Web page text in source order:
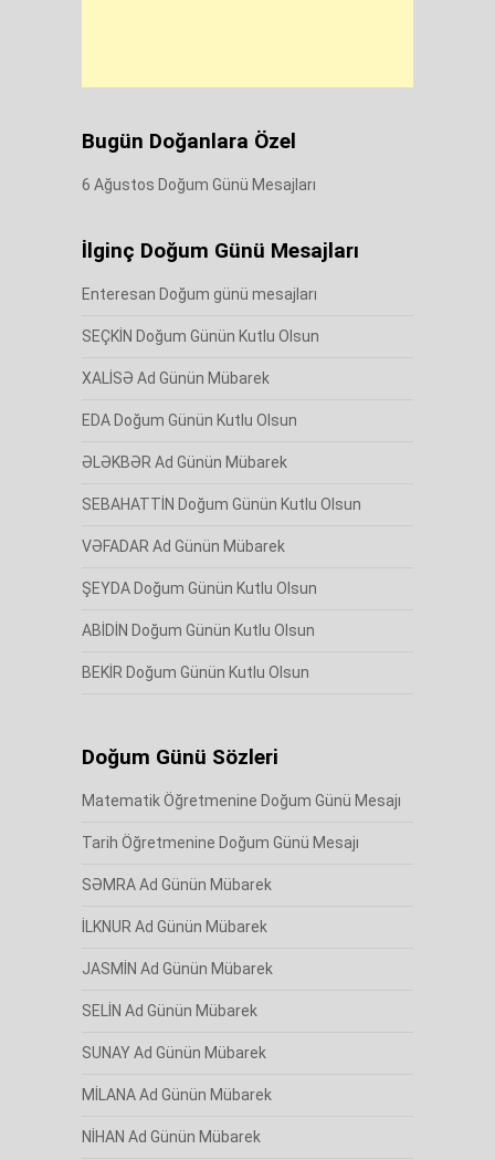
Bugün Doğanlara Özel
6 Ağustos Doğum Günü Mesajları
İlginç Doğum Günü Mesajları
Enteresan Doğum günü mesajları
SEÇKİN Doğum Günün Kutlu Olsun
XALİSƏ Ad Günün Mübarek
EDA Doğum Günün Kutlu Olsun
ƏLƏKBƏR Ad Günün Mübarek
SEBAHATTİN Doğum Günün Kutlu Olsun
VƏFADAR Ad Günün Mübarek
ŞEYDA Doğum Günün Kutlu Olsun
ABİDİN Doğum Günün Kutlu Olsun
BEKİR Doğum Günün Kutlu Olsun
Doğum Günü Sözleri
Matematik Öğretmenine Doğum Günü Mesajı
Tarih Öğretmenine Doğum Günü Mesajı
SƏMRA Ad Günün Mübarek
İLKNUR Ad Günün Mübarek
JASMİN Ad Günün Mübarek
SELİN Ad Günün Mübarek
SUNAY Ad Günün Mübarek
MİLANA Ad Günün Mübarek
NİHAN Ad Günün Mübarek